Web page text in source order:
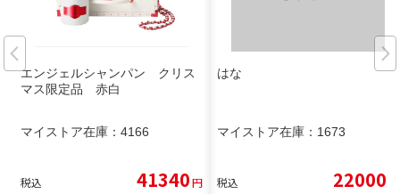
エンジェルシャンパン クリス
マス限定品 赤白
マイストア在庫： 4166
税込 41340円
はな
マイストア在庫： 1673
税込 22000